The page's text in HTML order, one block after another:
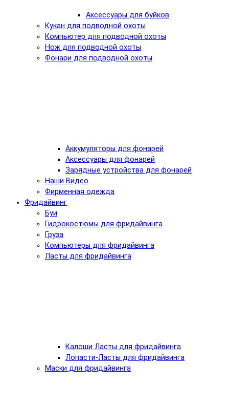
Аксессуары для буйков
Кукан для подводной охоты
Компьютер для подводной охоты
Нож для подводной охоты
Фонари для подводной охоты
Аккумуляторы для фонарей
Аксессуары для фонарей
Зарядные устройства для фонарей
Наши Видео
Фирменная одежда
Фридайвинг
Буи
Гидрокостюмы для фридайвинга
Груза
Компьютеры для фридайвинга
Ласты для фридайвинга
Калоши Ласты для фридайвинга
Лопасти-Ласты для фридайвинга
Маски для фридайвинга